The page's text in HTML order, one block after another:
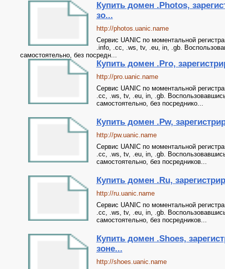
Купить домен .Photos,
зо...
http://photos.uanic.name
Сервис UANIC по моментальной
.info, .cc, .ws, tv, .eu, in, .gb.
самостоятельно, без посредн...
Купить домен .Pro,
http://pro.uanic.name
Сервис UANIC по моментальной
.cc, .ws, tv, .eu, in, .gb.
самостоятельно, без посреднико...
Купить домен .Pw,
http://pw.uanic.name
Сервис UANIC по моментальной
.cc, .ws, tv, .eu, in, .gb.
самостоятельно, без посредников...
Купить домен .Ru,
http://ru.uanic.name
Сервис UANIC по моментальной
.cc, .ws, tv, .eu, in, .gb.
самостоятельно, без посредников...
Купить домен .Shoes,
зоне...
http://shoes.uanic.name